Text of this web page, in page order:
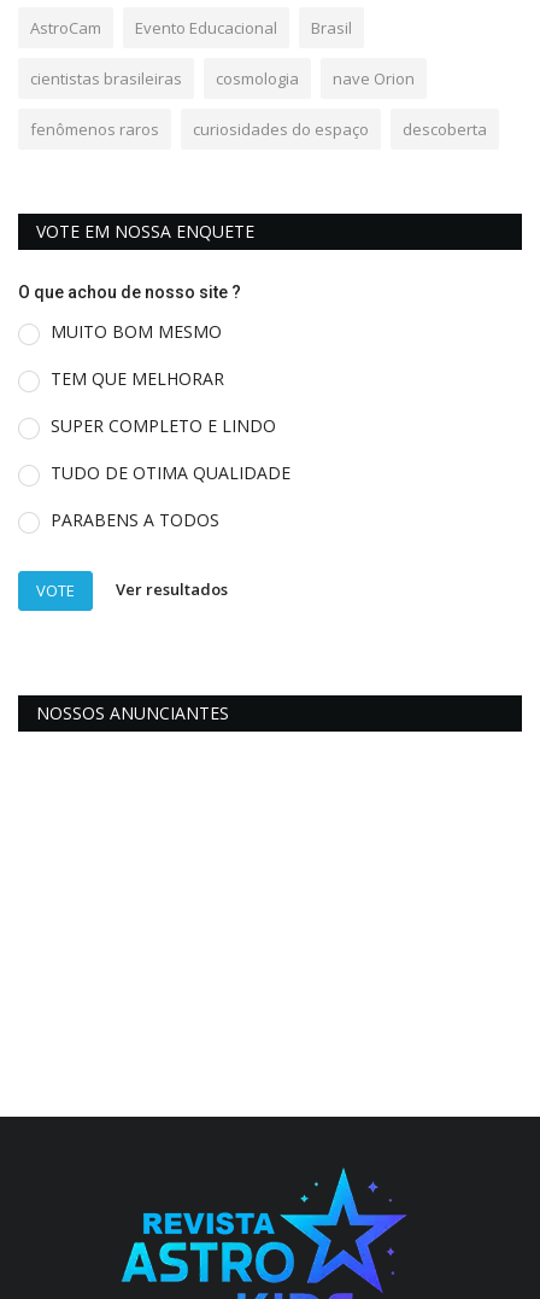
AstroCam Evento Educacional Brasil
cientistas brasileiras cosmologia nave Orion
fenômenos raros curiosidades do espaço descoberta
VOTE EM NOSSA ENQUETE
O que achou de nosso site ?
MUITO BOM MESMO
TEM QUE MELHORAR
SUPER COMPLETO E LINDO
TUDO DE OTIMA QUALIDADE
PARABENS A TODOS
VOTE Ver resultados
NOSSOS ANUNCIANTES